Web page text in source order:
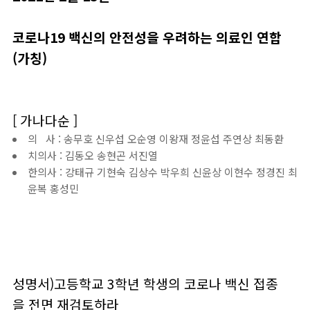
코로나19 백신의 안전성을 우려하는 의료인 연합
(가칭)
[ 가나다순 ]
의 사 : 송무호 신우섭 오순영 이왕재 정윤섭 주연상 최동환
치의사 : 김동오 송현곤 서진열
한의사 : 강태규 기현숙 김상수 박우희 신윤상 이현수 정경진 최
윤복 홍성민
성명서)고등학교 3학년 학생의 코로나 백신 접종
을 전면 재검토하라